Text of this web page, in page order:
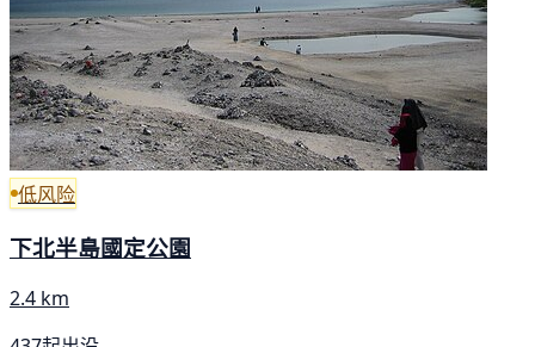
低风险
下北半島國定公園
2.4 km